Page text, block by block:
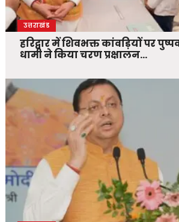
उत्तराखंड
हरिद्वार में शिवभक्त कांवड़ियों पर
धामी ने किया चरण प्रक्षालन…